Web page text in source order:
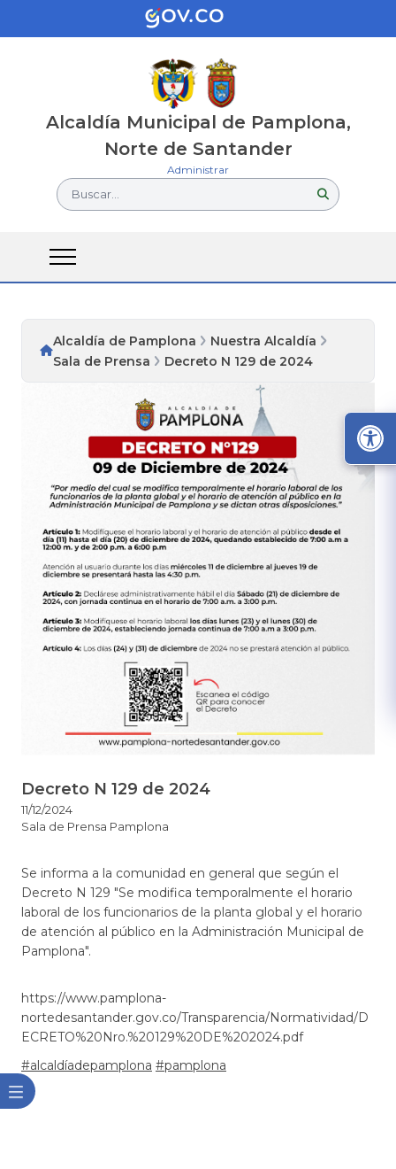
Alcaldía Municipal de Pamplona,
Norte de Santander
Administrar
Buscar...
Alcaldía de Pamplona
Nuestra Alcaldía
Sala de Prensa
Decreto N 129 de 2024
Decreto N 129 de 2024
11/12/2024
Sala de Prensa Pamplona
Se informa a la comunidad en general que según el
Decreto N 129 "Se modifica temporalmente el horario
laboral de los funcionarios de la planta global y el horario
de atención al público en la Administración Municipal de
Pamplona".​
https://www.pamplona-
nortedesantander.gov.co/Transparencia/Normatividad/D
ECRETO%20Nro.%20129%20DE%202024.pdf​
#alcaldíadepamplona #pamplona